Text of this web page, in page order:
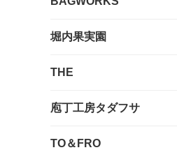
堀内果実園
THE
庖丁工房タダフサ
TO＆FRO